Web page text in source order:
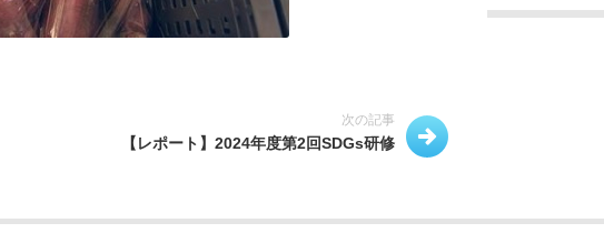
次の記事
【レポート】2024年度第2回SDGs研修